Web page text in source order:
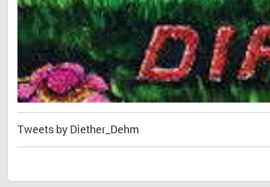
Tweets by Diether_Dehm